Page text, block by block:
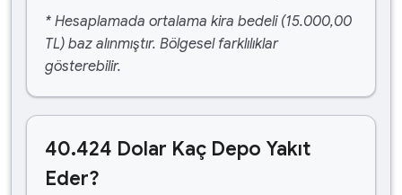
* Hesaplamada ortalama kira bedeli (15.000,00
TL) baz alınmıştır. Bölgesel farklılıklar
gösterebilir.
40.424 Dolar Kaç Depo Yakıt
Eder?